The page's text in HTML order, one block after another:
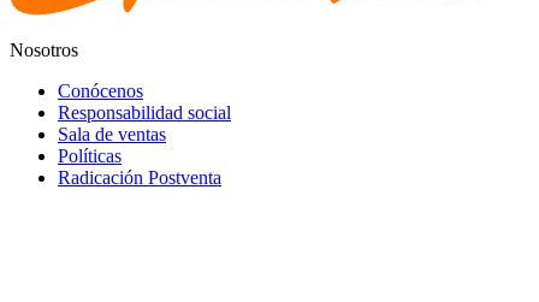
Nosotros
Conócenos
Responsabilidad social
Sala de ventas
Políticas
Radicación Postventa